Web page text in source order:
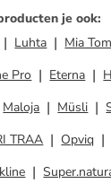
je ook:
Luhta
Mia
Pro Eterna
Maloja Müsli
TRAA Opviq